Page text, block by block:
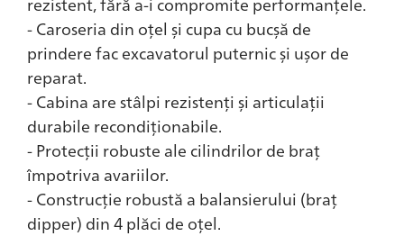
- Caroseria din oțel și cupa cu bucșă de
prindere fac excavatorul puternic și ușor de
reparat.
- Cabina are stâlpi rezistenți și articulații
durabile recondiționabile.
- Protecții robuste ale cilindrilor de braț
împotriva avariilor.
- Construcție robustă a balansierului (braț
dipper) din 4 plăci de oțel.